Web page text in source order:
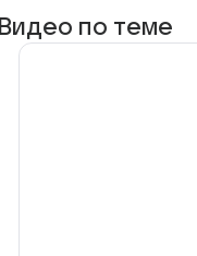
Видео по теме